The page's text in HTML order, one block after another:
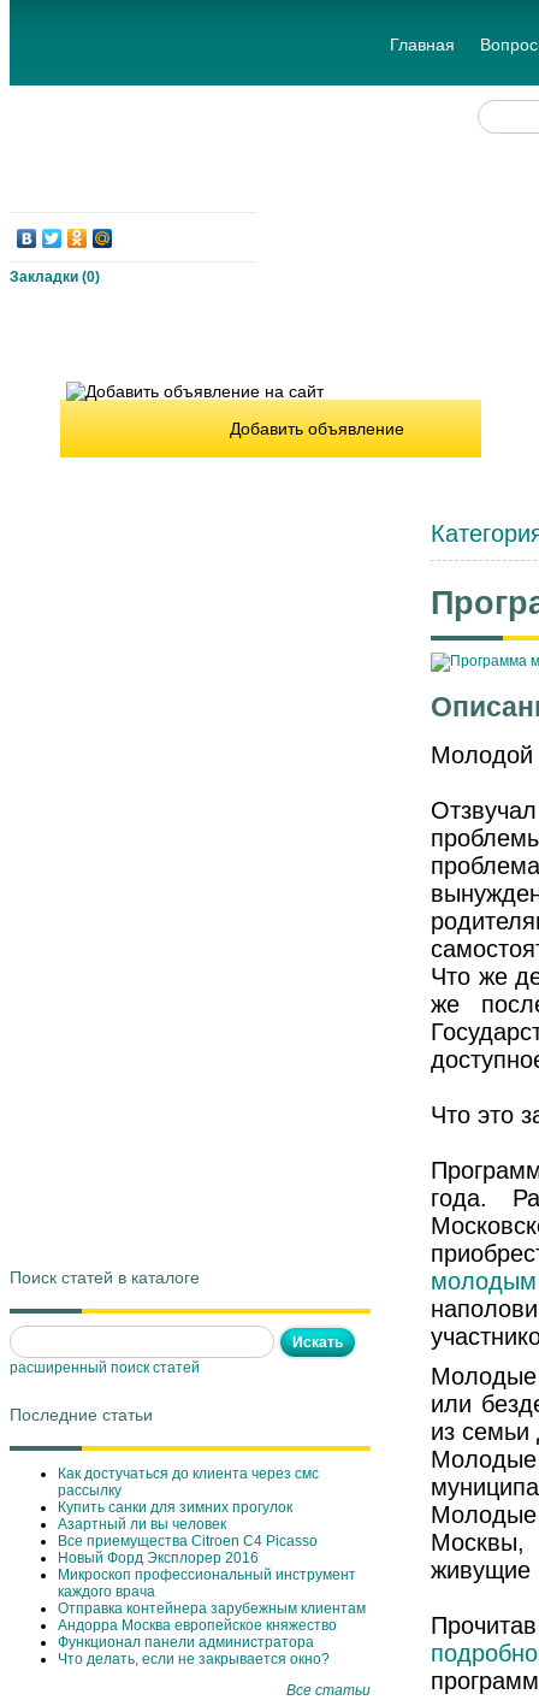
Главная
Закладки (0)
Добавить объявление
Поиск статей в каталоге
расширенный поиск статей
Последние статьи
Как достучаться до клиента через смс
рассылку
Купить санки для зимних прогулок
Азартный ли вы человек
Все приемущества Сitroen C4 Picasso
Новый Форд Эксплорер 2016
Микроскоп профессиональный инструмент
каждого врача
Отправка контейнера зарубежным клиентам
Андорра Москва европейское княжество
Функционал панели администратора
Что делать, если не закрывается окно?
Все статьи
Молодой
Что же
же
Что это
года.
молодым
Молодые
или
из
Москвы,
живущие
подробно